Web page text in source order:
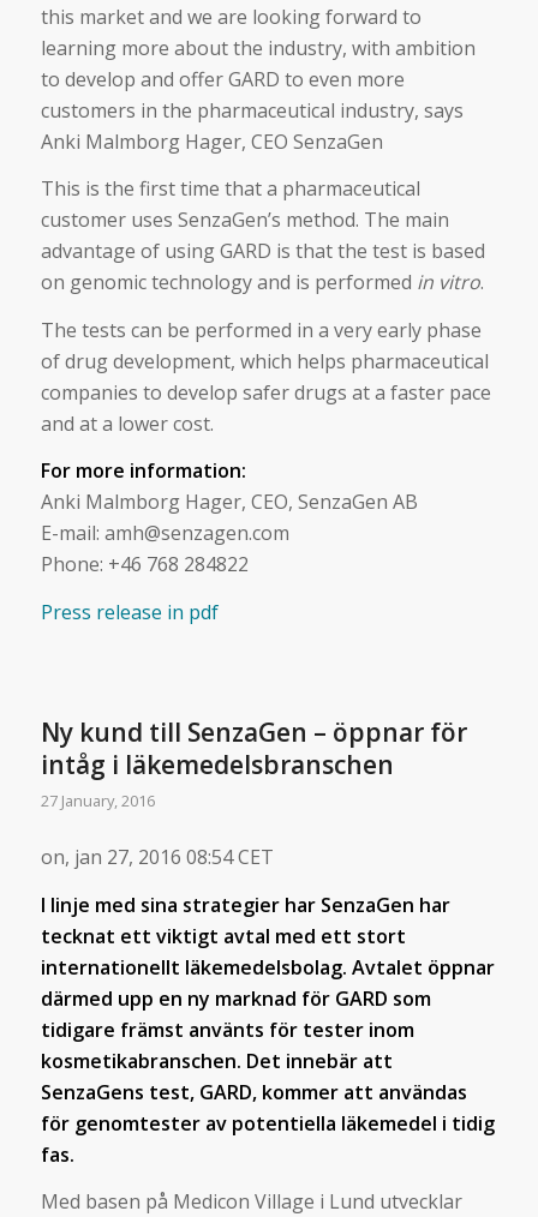
this market and we are looking forward to
learning more about the industry, with ambition
to develop and offer GARD to even more
customers in the pharmaceutical industry, says
Anki Malmborg Hager, CEO SenzaGen
This is the first time that a pharmaceutical
customer uses SenzaGen’s method. The main
advantage of using GARD is that the test is based
on genomic technology and is performed in vitro.
The tests can be performed in a very early phase
of drug development, which helps pharmaceutical
companies to develop safer drugs at a faster pace
and at a lower cost.
For more information:
Anki Malmborg Hager, CEO, SenzaGen AB
E-mail: amh@senzagen.com
Phone: +46 768 284822
Press release in pdf
Ny kund till SenzaGen – öppnar för
intåg i läkemedelsbranschen
27 January, 2016
on, jan 27, 2016 08:54 CET
I linje med sina strategier har SenzaGen har
tecknat ett viktigt avtal med ett stort
internationellt läkemedelsbolag. Avtalet öppnar
därmed upp en ny marknad för GARD som
tidigare främst använts för tester inom
kosmetikabranschen. Det innebär att
SenzaGens test, GARD, kommer att användas
för genomtester av potentiella läkemedel i tidig
fas.
Med basen på Medicon Village i Lund utvecklar